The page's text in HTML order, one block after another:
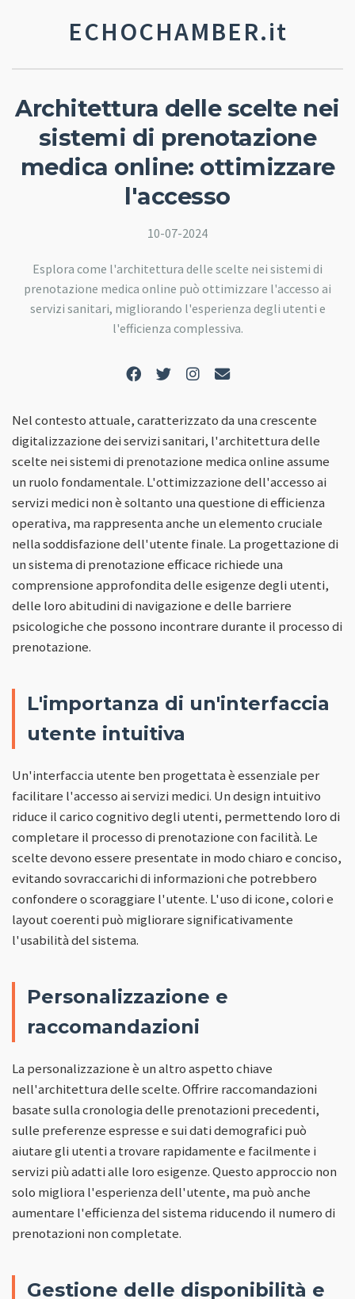
ECHOCHAMBER.it
Architettura delle scelte nei
sistemi di prenotazione
medica online: ottimizzare
l'accesso
10-07-2024
Esplora come l'architettura delle scelte nei sistemi di
prenotazione medica online può ottimizzare l'accesso ai
servizi sanitari, migliorando l'esperienza degli utenti e
l'efficienza complessiva.
Nel contesto attuale, caratterizzato da una crescente
digitalizzazione dei servizi sanitari, l'architettura delle
scelte nei sistemi di prenotazione medica online assume
un ruolo fondamentale. L'ottimizzazione dell'accesso ai
servizi medici non è soltanto una questione di efficienza
operativa, ma rappresenta anche un elemento cruciale
nella soddisfazione dell'utente finale. La progettazione di
un sistema di prenotazione efficace richiede una
comprensione approfondita delle esigenze degli utenti,
delle loro abitudini di navigazione e delle barriere
psicologiche che possono incontrare durante il processo di
prenotazione.
L'importanza di un'interfaccia
utente intuitiva
Un'interfaccia utente ben progettata è essenziale per
facilitare l'accesso ai servizi medici. Un design intuitivo
riduce il carico cognitivo degli utenti, permettendo loro di
completare il processo di prenotazione con facilità. Le
scelte devono essere presentate in modo chiaro e conciso,
evitando sovraccarichi di informazioni che potrebbero
confondere o scoraggiare l'utente. L'uso di icone, colori e
layout coerenti può migliorare significativamente
l'usabilità del sistema.
Personalizzazione e
raccomandazioni
La personalizzazione è un altro aspetto chiave
nell'architettura delle scelte. Offrire raccomandazioni
basate sulla cronologia delle prenotazioni precedenti,
sulle preferenze espresse e sui dati demografici può
aiutare gli utenti a trovare rapidamente e facilmente i
servizi più adatti alle loro esigenze. Questo approccio non
solo migliora l'esperienza dell'utente, ma può anche
aumentare l'efficienza del sistema riducendo il numero di
prenotazioni non completate.
Gestione delle disponibilità e